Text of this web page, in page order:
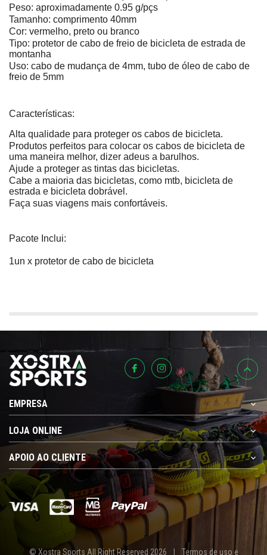
Peso: aproximadamente 0.95 g/pçs
Tamanho: comprimento 40mm
Cor: vermelho, preto ou branco
Tipo: protetor de cabo de freio de bicicleta de estrada de
montanha
Uso: cabo de mudança de 4mm, tubo de óleo de cabo de
freio de 5mm
Características:
Alta qualidade para proteger os cabos de bicicleta.
Produtos perfeitos para colocar os cabos de bicicleta de
uma maneira melhor, dizer adeus a barulhos.
Ajude a proteger as tintas das bicicletas.
Cabe a maioria das bicicletas, como mtb, bicicleta de
estrada e bicicleta dobrável.
Faça suas viagens mais confortáveis.
Pacote Inclui:
1un x protetor de cabo de bicicleta
EMPRESA
LOJA ONLINE
APOIO AO CLIENTE
© Xostra Sports All Right Reserved 2026 Termos de uso e